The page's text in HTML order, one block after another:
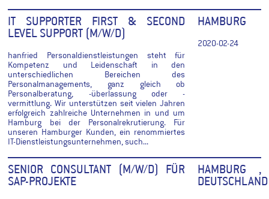
IT SUPPORTER FIRST & SECOND
LEVEL SUPPORT (M/W/D)
hanfried Personaldienstleistungen steht für
Kompetenz und Leidenschaft in den
unterschiedlichen Bereichen des
Personalmanagements, ganz gleich ob
Personalberatung, -überlassung oder -
vermittlung. Wir unterstützen seit vielen Jahren
erfolgreich zahlreiche Unternehmen in und um
Hamburg bei der Personalrekrutierung. Für
unseren Hamburger Kunden, ein renommiertes
IT-Dienstleistungsunternehmen, such...
HAMBURG
2020-02-24
SENIOR CONSULTANT (M/W/D) FÜR
SAP-PROJEKTE
HAMBURG ,
DEUTSCHLAND